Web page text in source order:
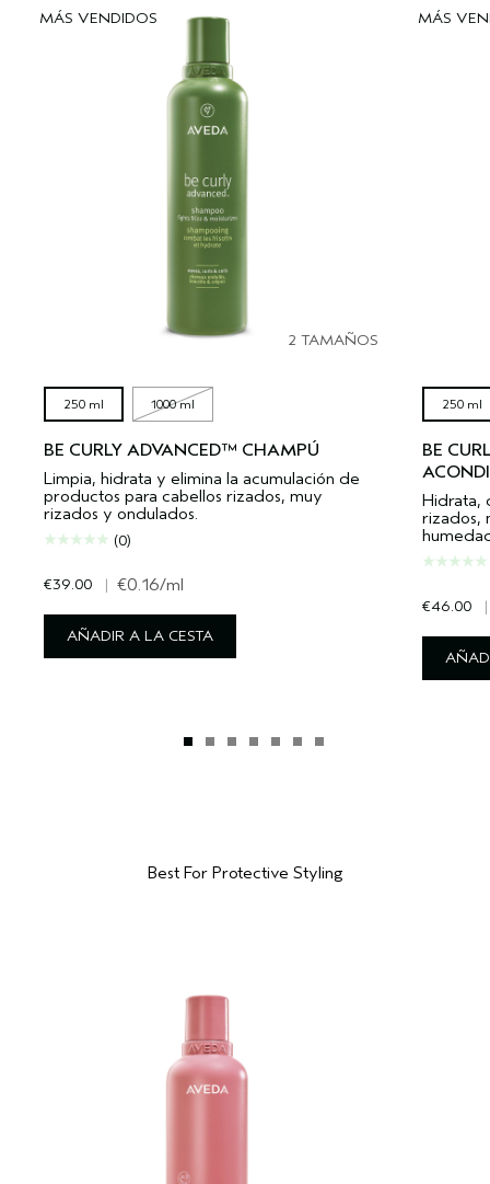
SÉRUM PARA EL CABELLO
VIAJE
CUERO CABELLUDO SENSIBLE
ROSEMAR‍Y MIN‍T
TODAS LAS COLECCIONES
MÁS VENDIDOS
2 TAMAÑOS
250 ml 1000 ml
BE CURLY ADVANCED™ CHAMPÚ
Limpia, hidrata y elimina la acumulación de
productos para cabellos rizados, muy
rizados y ondulados.
(0)
€39.00 | €0.16/ml
AÑADIR A LA CESTA
MÁS
250 ml
BE
Hidrata,
rizados,
€46.00 |
Best For Protective Styling